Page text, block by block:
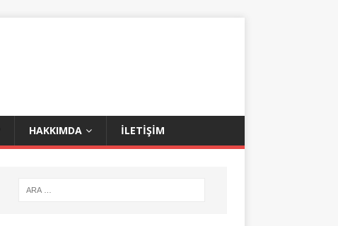
HAKKIMDA İLETIŞIM